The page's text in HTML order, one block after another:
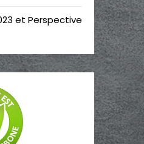
et Perspective